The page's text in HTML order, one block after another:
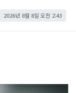
2026년 8월 8일 오전 2:43